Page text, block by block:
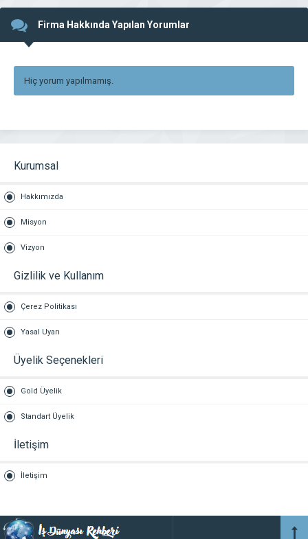
Firma Hakkında Yapılan Yorumlar
Hiç yorum yapılmamış.
Kurumsal
Hakkımızda
Misyon
Vizyon
Gizlilik ve Kullanım
Çerez Politikası
Yasal Uyarı
Üyelik Seçenekleri
Gold Üyelik
Standart Üyelik
İletişim
İletişim